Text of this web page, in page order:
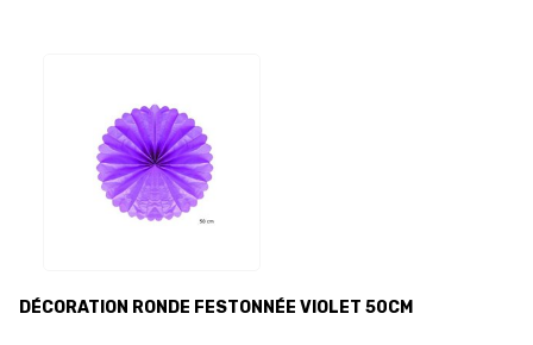
DÉCORATION RONDE FESTONNÉE VIOLET 50CM